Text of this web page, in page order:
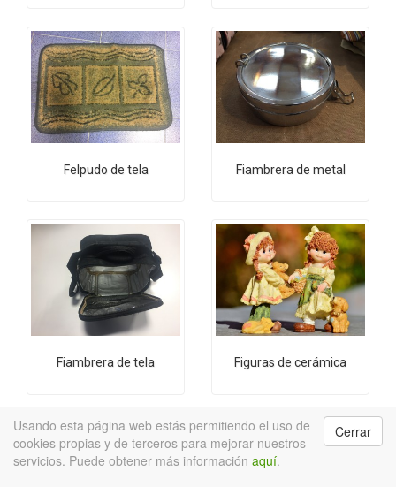
Felpudo de tela Fiambrera de metal
Fiambrera de tela Figuras de cerámica
Cerrar
Usando esta página web estás permitiendo el uso de
cookies propias y de terceros para mejorar nuestros
servicios. Puede obtener más información aquí.